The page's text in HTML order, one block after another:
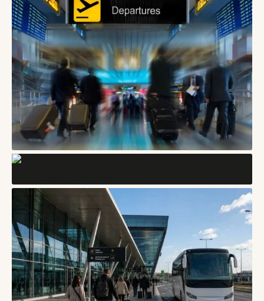
БЛОГИ
Як подорожувати містом під час сильної спеки: маршрут,
паузи та прохолодні локації
08/08/2026
Ранній приїзд і пізній виїзд: як не провести день у місті з
валізою
07/08/2026
БЛОГИ
eSIM, роумінг чи місцева SIM-картка: як залишатися на
зв’язку за кордоном
06/08/2026